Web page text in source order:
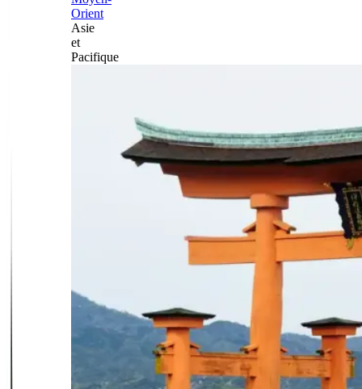
Orient
Asie
et
Pacifique